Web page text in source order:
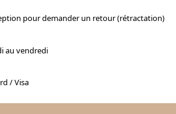
pour demander un retour (rétractation)
au vendredi
/ Visa